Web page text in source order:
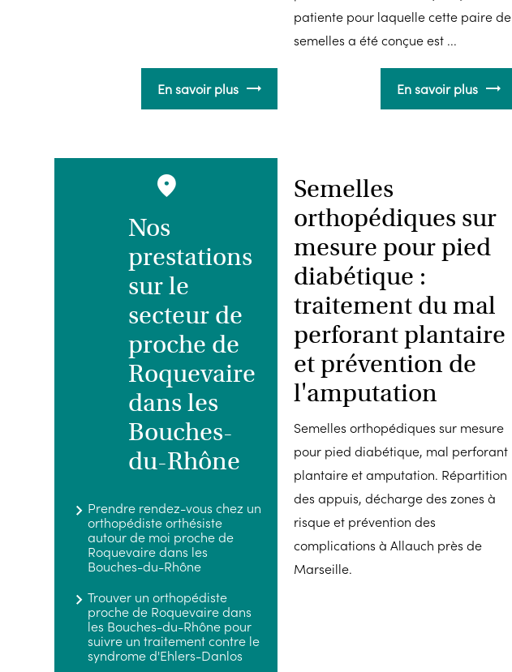
En savoir plus
patiente pour laquelle cette paire de
semelles a été conçue est ...
En savoir plus
Nos
prestations
sur le
secteur de
proche de
Roquevaire
dans les
Bouches-
du-Rhône
Prendre rendez-vous chez un
orthopédiste orthésiste
autour de moi proche de
Roquevaire dans les
Bouches-du-Rhône
Trouver un orthopédiste
proche de Roquevaire dans
les Bouches-du-Rhône pour
suivre un traitement contre le
syndrome d'Ehlers-Danlos
Semelles
orthopédiques sur
mesure pour pied
diabétique :
traitement du mal
perforant plantaire
et prévention de
l'amputation
Semelles orthopédiques sur mesure
pour pied diabétique, mal perforant
plantaire et amputation. Répartition
des appuis, décharge des zones à
risque et prévention des
complications à Allauch près de
Marseille.